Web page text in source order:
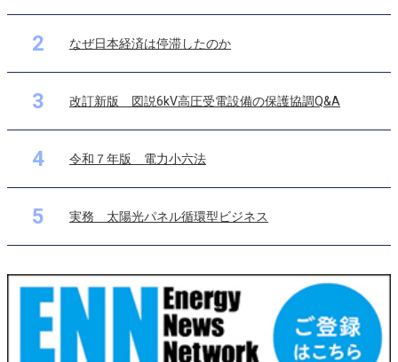
2 なぜ日本経済は停滞したのか
3 改訂新版 図説6kV高圧受電設備の保護協調Q&A
4 令和７年版 電力小六法
5 実務 太陽光パネル循環型ビジネス